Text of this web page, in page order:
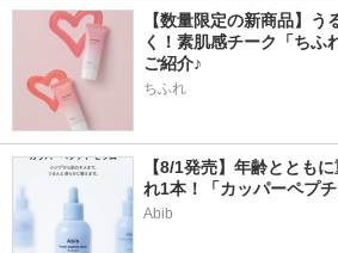
【数量限定の新商品】
く！素肌感チーク「ちふ
ご紹介♪
ちふれ
【8/1発売】年齢ととも
れ1本！「カッパーペプ
Abib